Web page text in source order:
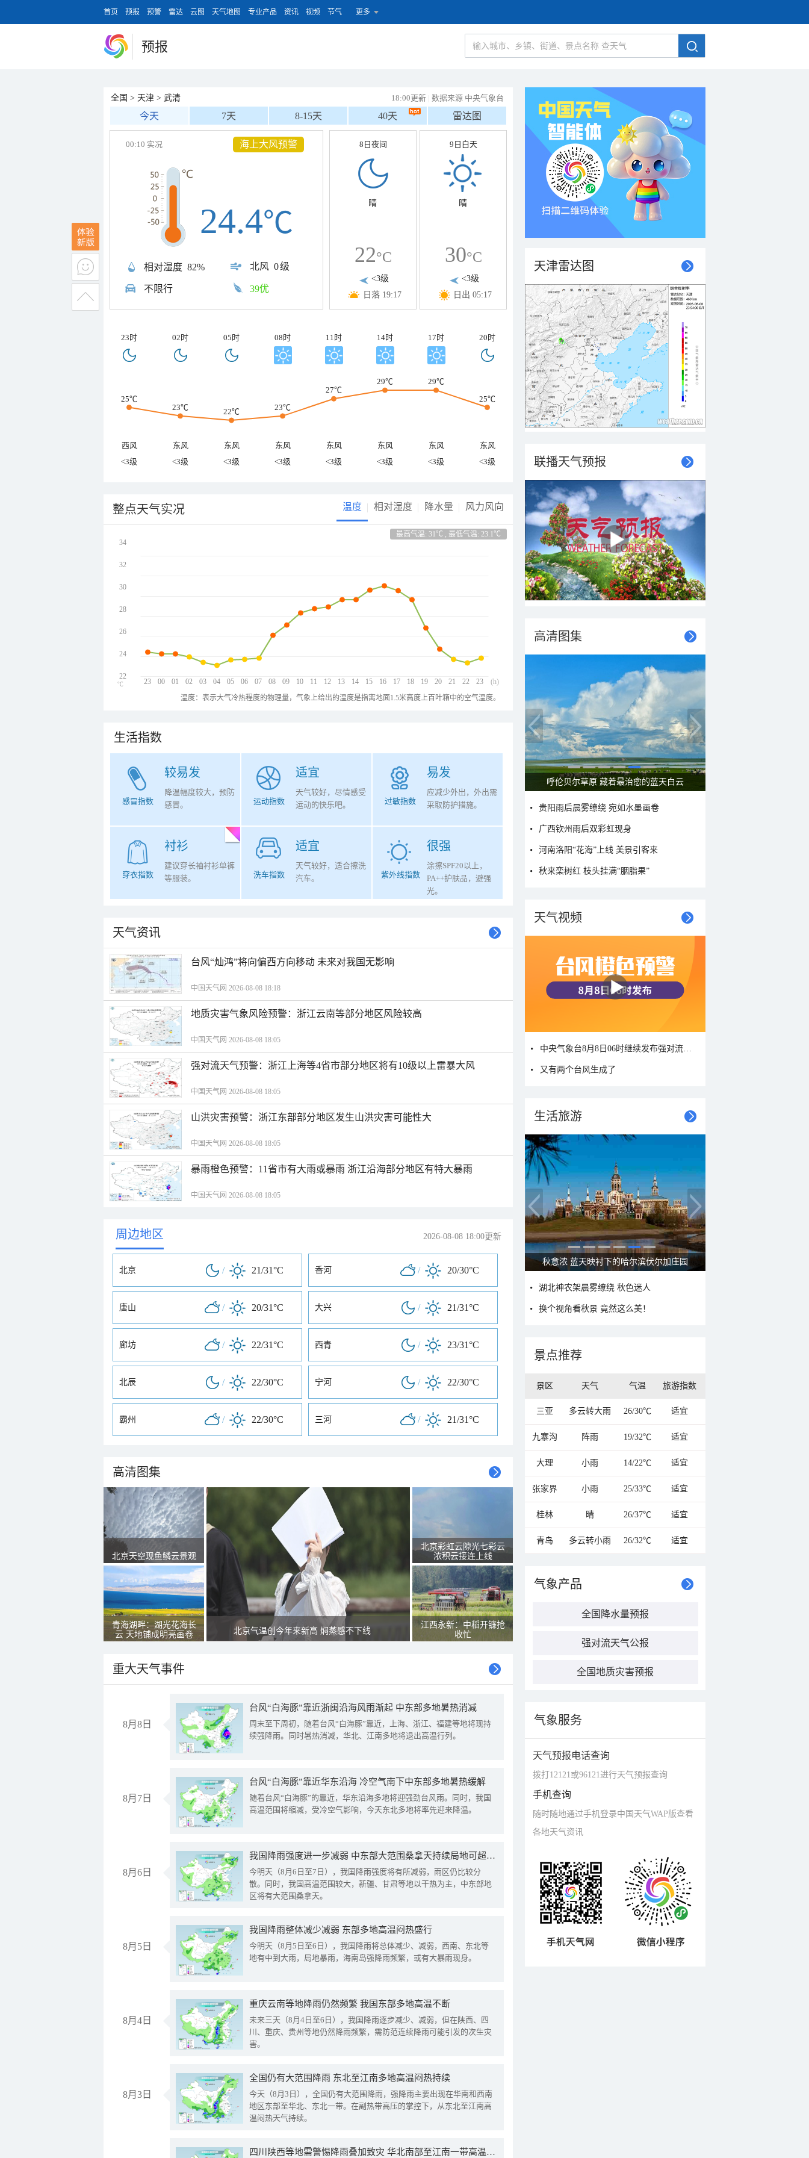
首页 预报 预警 雷达 云图 天气地图 专业产品 资讯 视频 节气 更多
预报
全国 > 天津 > 武清 18:00更新 | 数据来源 中央气象台
今天 7天 8-15天 40天 雷达图
00:10 实况
相对湿度 82% 北风 0级
不限行
24.4℃
39优
海上大风预警 8日夜间
晴
22°C
<3级
日落 19:17
9日白天
晴
30°C
<3级
日出 05:17
23时 02时 05时 08时 11时 14时 17时 20时
25℃
23℃
22℃ 23℃
27℃
29℃
29℃
25℃
西风 东风 东风 东风 东风 东风 东风
东风
<3级
<3级 <3级 <3级 <3级 <3级 <3级 <3级
整点天气实况 温度 相对湿度 降水量 风力风向
最高气温: 31℃ , 最低气温: 23.1℃
23 00 01 02 03 04 05 06 07 08 09 10 11 12 13 14 15 16 17 18 19 20 21 22 23
34
32
30
28
26
24
22
(h)
℃
温度：表示大气冷热程度的物理量，气象上给出的温度是指离地面1.5米高度上百叶箱中的空气温度。
生活指数
较易发
感冒指数
降温幅度较大，预防
感冒。
适宜
运动指数
天气较好，尽情感受
运动的快乐吧。
易发
过敏指数
应减少外出，外出需
采取防护措施。
衬衫
穿衣指数
建议穿长袖衬衫单裤
等服装。
适宜
洗车指数
天气较好，适合擦洗
汽车。
很强
紫外线指数
涂擦SPF20以上，
PA++护肤品，避强
光。
天气资讯
台风“灿鸿”将向偏西方向移动 未来对我国无影响
中国天气网 2026-08-08 18:18
地质灾害气象风险预警：浙江云南等部分地区风险较高
中国天气网 2026-08-08 18:05
强对流天气预警：浙江上海等4省市部分地区将有10级以上雷暴大风
中国天气网 2026-08-08 18:05
山洪灾害预警：浙江东部部分地区发生山洪灾害可能性大
中国天气网 2026-08-08 18:05
暴雨橙色预警：11省市有大雨或暴雨 浙江沿海部分地区有特大暴雨
中国天气网 2026-08-08 18:05
周边地区 2026-08-08 18:00更新
北京 / 21/31°C 香河 / 20/30°C
唐山 / 20/31°C 大兴 / 21/31°C
廊坊 / 22/31°C 西青 / 23/31°C
北辰 / 22/30°C 宁河 / 22/30°C
霸州 / 22/30°C 三河 / 21/31°C
高清图集
北京天空现鱼鳞云景观
青海湖畔：湖光花海长
云 天地铺成明亮画卷
北京气温创今年来新高 焖蒸感不下线
北京彩虹云隙光七彩云
浓积云接连上线
江西永新：中稻开镰抢
收忙
重大天气事件
8月8日
台风“白海豚”靠近浙闽沿海风雨渐起 中东部多地暑热消减
周末至下周初，随着台风“白海豚”靠近，上海、浙江、福建等地将现持
续强降雨。同时暑热消减，华北、江南多地将退出高温行列。
8月7日
台风“白海豚”靠近华东沿海 冷空气南下中东部多地暑热缓解
随着台风“白海豚”的靠近，华东沿海多地将迎强劲台风雨。同时，我国
高温范围将缩减，受冷空气影响，今天东北多地将率先迎来降温。
8月6日
我国降雨强度进一步减弱 中东部大范围桑拿天持续局地可超38℃
今明天（8月6日至7日），我国降雨强度将有所减弱，雨区仍比较分
散。同时，我国高温范围较大，新疆、甘肃等地以干热为主，中东部地
区将有大范围桑拿天。
8月5日
我国降雨整体减少减弱 东部多地高温闷热盛行
今明天（8月5日至6日），我国降雨将总体减少、减弱，西南、东北等
地有中到大雨，局地暴雨，海南岛强降雨频繁，或有大暴雨现身。
8月4日
重庆云南等地降雨仍然频繁 我国东部多地高温不断
未来三天（8月4日至6日），我国降雨逐步减少、减弱，但在陕西、四
川、重庆、贵州等地仍然降雨频繁，需防范连续降雨可能引发的次生灾
害。
8月3日
全国仍有大范围降雨 东北至江南多地高温闷热持续
今天（8月3日），全国仍有大范围降雨，强降雨主要出现在华南和西南
地区东部至华北、东北一带。在副热带高压的掌控下，从东北至江南高
温闷热天气持续。
四川陕西等地需警惕降雨叠加致灾 华北南部至江南一带高温频现
天津雷达图
联播天气预报
高清图集
呼伦贝尔草原 藏着最治愈的蓝天白云
贵阳雨后晨雾缭绕 宛如水墨画卷
广西钦州雨后双彩虹现身
河南洛阳“花海”上线 美景引客来
秋来栾树红 枝头挂满“胭脂果”
天气视频
又有两个台风生成了
生活旅游
秋意浓 蓝天映衬下的哈尔滨伏尔加庄园
湖北神农架晨雾缭绕 秋色迷人
换个视角看秋景 竟然这么美！
景点推荐
景区 天气 气温 旅游指数
三亚 多云转大雨 26/30℃ 适宜
九寨沟 阵雨 19/32℃ 适宜
大理 小雨 14/22℃ 适宜
张家界 小雨 25/33℃ 适宜
桂林 晴 26/37℃ 适宜
青岛 多云转小雨 26/32℃ 适宜
气象产品
全国降水量预报
强对流天气公报
全国地质灾害预报
气象服务
天气预报电话查询
拨打12121或96121进行天气预报查询
手机查询
随时随地通过手机登录中国天气WAP版查看
各地天气资讯